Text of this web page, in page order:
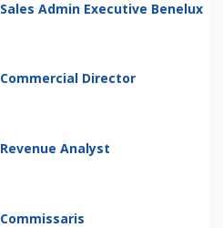
Sales Admin Executive Benelux
Commercial Director
Revenue Analyst
Commissaris